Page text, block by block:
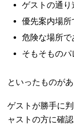
ゲストの通り
優先案内場所
危険な場所で
そもそもの
といったものがあ
ゲストが勝手に
ャストの方に確認